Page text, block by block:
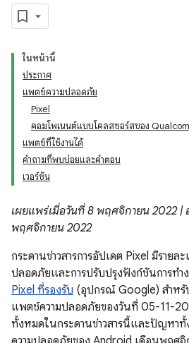
ในหน้านี้
ประกาศ
แพตช์ความปลอดภัย
Pixel
คอมโพเนนต์แบบโคลสซอร์สของ
แพตช์ที่ใช้งานได้
คำถามที่พบบ่อยและคำตอบ
เวอร์ชัน
เผยแพร่เมื่อวันที่ 8 พฤศจิกายน 2022 |
พฤศจิกายน 2022
กระดานข่าวสารการอัปเดต Pixel มีรายล
ปลอดภัยและการปรับปรุงฟังก์ชันการทำ
Pixel ที่รองรับ (อุปกรณ์ Google) สำห
แพตช์ความปลอดภัยของวันที่ 05-11-
ทั้งหมดในกระดานข่าวสารนี้และปัญหาทั้